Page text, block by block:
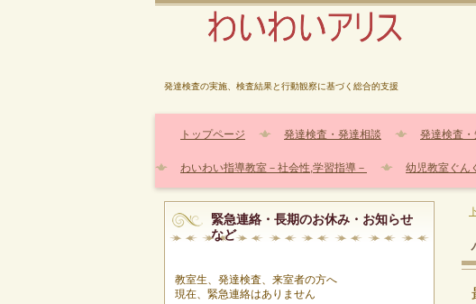
発達検査の実施、検査結果と行動観察に基づく総合的支援
トップページ 発達検査・発達相談 発達検査
わいわい指導教室－社会性,学習指導－ 幼児教室ぐん
緊急連絡・長期のお休み・お知らせ
など
教室生、発達検査、来室者の方へ
現在、緊急連絡はありません